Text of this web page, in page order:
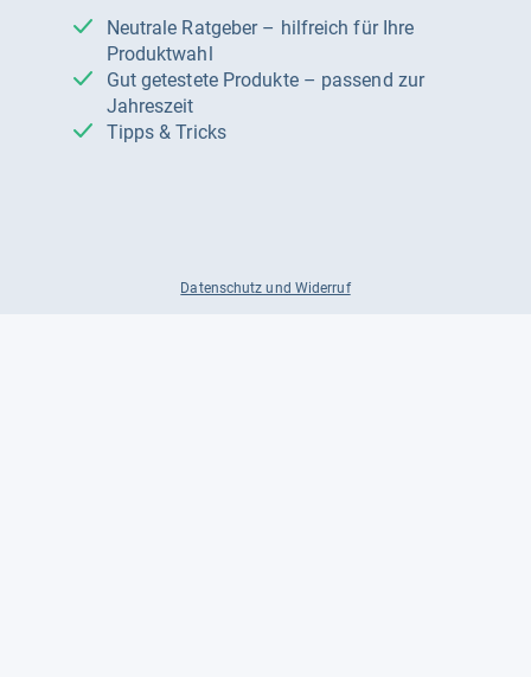
Neutrale Ratgeber – hilfreich für Ihre
Produktwahl
Gut getestete Produkte – passend zur
Jahreszeit
Tipps & Tricks
Datenschutz und Widerruf